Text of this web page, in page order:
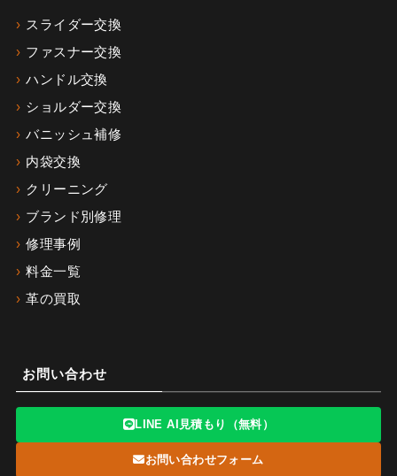
スライダー交換
ファスナー交換
ハンドル交換
ショルダー交換
バニッシュ補修
内袋交換
クリーニング
ブランド別修理
修理事例
料金一覧
革の買取
お問い合わせ
LINE AI見積もり（無料）
お問い合わせフォーム